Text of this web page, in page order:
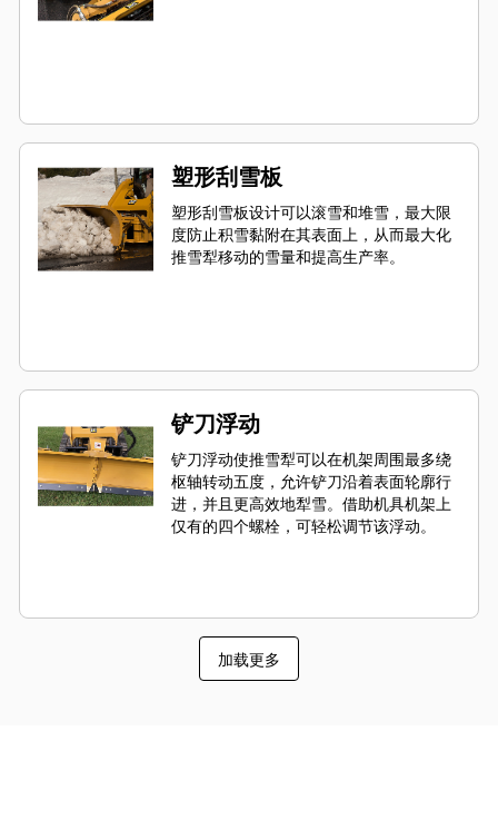
塑形刮雪板
塑形刮雪板设计可以滚雪和堆雪，最大限
度防止积雪黏附在其表面上，从而最大化
推雪犁移动的雪量和提高生产率。
铲刀浮动
铲刀浮动使推雪犁可以在机架周围最多绕
枢轴转动五度，允许铲刀沿着表面轮廓行
进，并且更高效地犁雪。借助机具机架上
仅有的四个螺栓，可轻松调节该浮动。
加载更多